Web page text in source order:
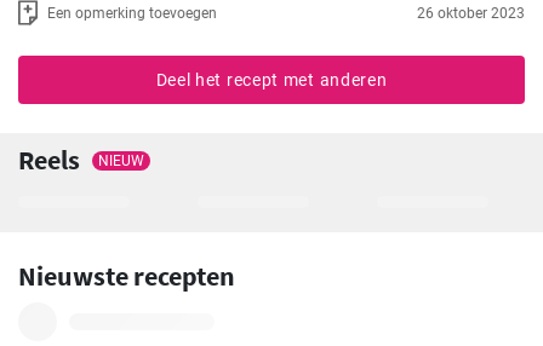
Een opmerking toevoegen 26 oktober 2023
Deel het recept met anderen
Reels NIEUW
Nieuwste recepten